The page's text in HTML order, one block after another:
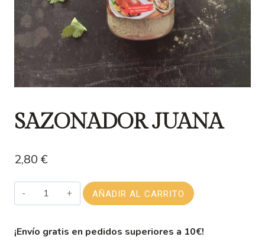
SAZONADOR JUANA
2,80 €
SAZONADOR
JUANA
AÑADIR AL CARRITO
¡Envío gratis en pedidos superiores a 10€!